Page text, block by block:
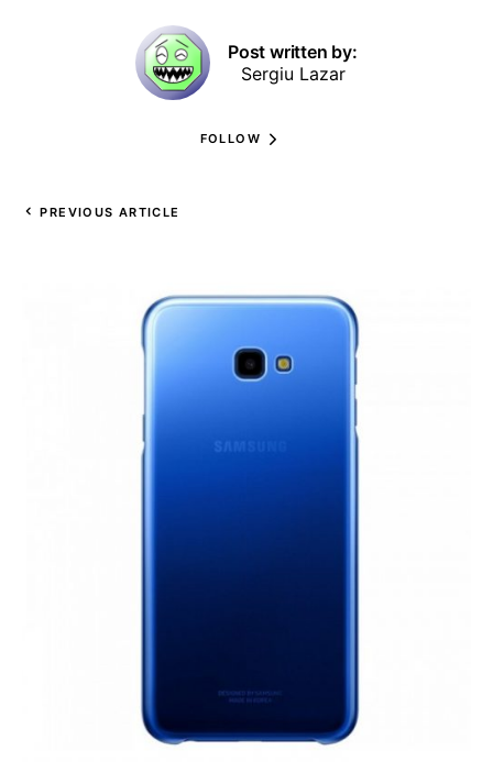
Post written by:
Sergiu Lazar
FOLLOW
PREVIOUS ARTICLE